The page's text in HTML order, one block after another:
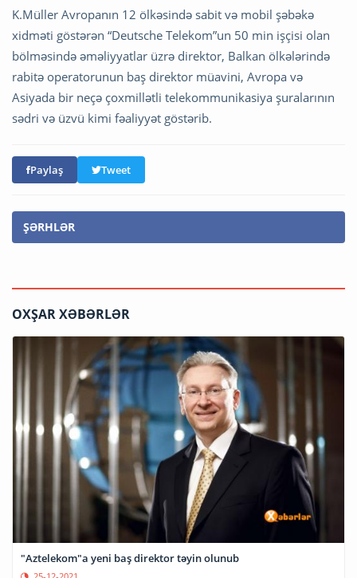
K.Müller Avropanın 12 ölkəsində sabit və mobil şəbəkə
xidməti göstərən “Deutsche Telekom”un 50 min işçisi olan
bölməsində əməliyyatlar üzrə direktor, Balkan ölkələrində
rabitə operatorunun baş direktor müavini, Avropa və
Asiyada bir neçə çoxmillətli telekommunikasiya şuralarının
sədri və üzvü kimi fəaliyyət göstərib.
Paylaş Tweet
ŞƏRHLƏR
OXŞAR XƏBƏRLƏR
"Aztelekom"a yeni baş direktor təyin olunub